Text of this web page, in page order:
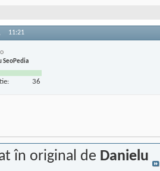
11:21
SeoPedia
36
în original de Danielu